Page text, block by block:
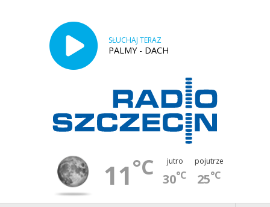
SŁUCHAJ TERAZ
PALMY - DACH
11°C jutro
30°C
pojutrze
25°C